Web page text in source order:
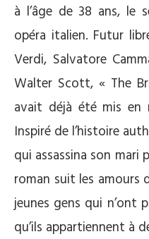
à l’âge de 38 ans, le
opéra italien. Futur
Verdi, Salvatore
Walter Scott, « The
avait déjà été mis en
Inspiré de l’histoire
qui assassina son mari
roman suit les amours
jeunes gens qui n’ont
qu’ils appartiennent à